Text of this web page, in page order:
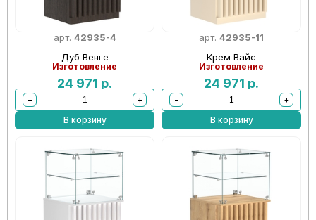
арт. 42935-4
Дуб Венге
Изготовление
24 971 р.
−
+
В корзину
арт. 42935-11
Крем Вайс
Изготовление
24 971 р.
−
+
В корзину